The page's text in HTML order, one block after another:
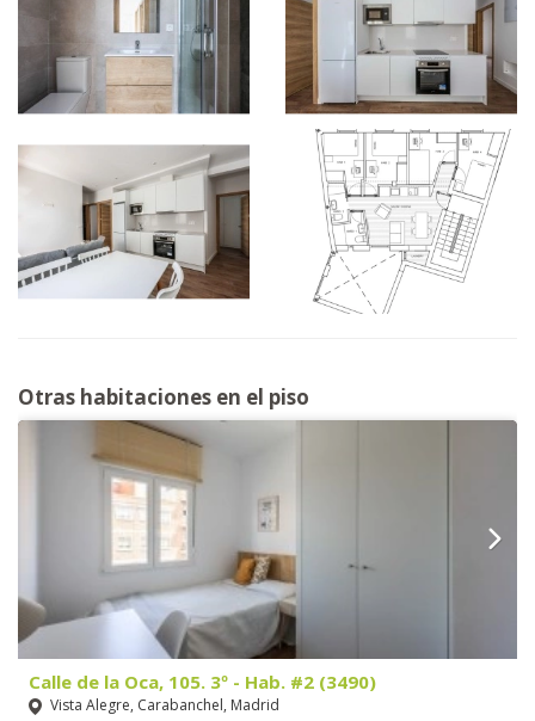
Otras habitaciones en el piso
Calle de la Oca, 105. 3º - Hab. #2 (3490)
Vista Alegre, Carabanchel, Madrid